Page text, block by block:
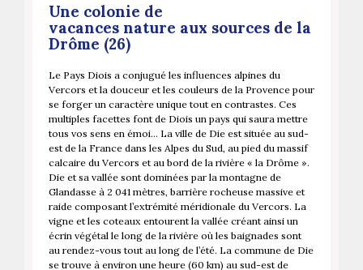
Une colonie de
vacances nature aux sources de la
Drôme (26)
Le Pays Diois a conjugué les influences alpines du
Vercors et la douceur et les couleurs de la Provence pour
se forger un caractère unique tout en contrastes. Ces
multiples facettes font de Diois un pays qui saura mettre
tous vos sens en émoi… La ville de Die est située au sud-
est de la France dans les Alpes du Sud, au pied du massif
calcaire du Vercors et au bord de la rivière « la Drôme ».
Die et sa vallée sont dominées par la montagne de
Glandasse à 2 041 mètres, barrière rocheuse massive et
raide composant l’extrémité méridionale du Vercors. La
vigne et les coteaux entourent la vallée créant ainsi un
écrin végétal le long de la rivière où les baignades sont
au rendez-vous tout au long de l’été. La commune de Die
se trouve à environ une heure (60 km) au sud-est de